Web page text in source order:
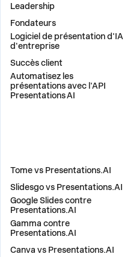
Leadership
Fondateurs
Logiciel de présentation d'IA
d'entreprise
Succès client
Automatisez les
présentations avec l'API
Presentations AI
Tome vs Presentations.AI
Slidesgo vs Presentations.AI
Google Slides contre
Presentations.AI
Gamma contre
Presentations.AI
Canva vs Presentations.AI